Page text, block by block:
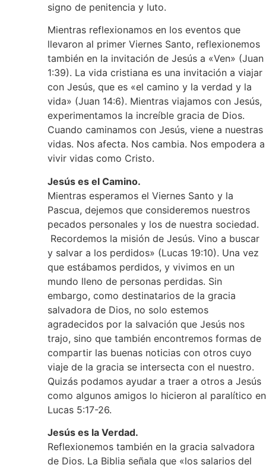
signo de penitencia y luto.
Mientras reflexionamos en los eventos que
llevaron al primer Viernes Santo, reflexionemos
también en la invitación de Jesús a «Ven» (Juan
1:39). La vida cristiana es una invitación a viajar
con Jesús, que es «el camino y la verdad y la
vida» (Juan 14:6). Mientras viajamos con Jesús,
experimentamos la increíble gracia de Dios.
Cuando caminamos con Jesús, viene a nuestras
vidas. Nos afecta. Nos cambia. Nos empodera a
vivir vidas como Cristo.
Jesús es el Camino.
Mientras esperamos el Viernes Santo y la
Pascua, dejemos que consideremos nuestros
pecados personales y los de nuestra sociedad.
Recordemos la misión de Jesús. Vino a buscar
y salvar a los perdidos» (Lucas 19:10). Una vez
que estábamos perdidos, y vivimos en un
mundo lleno de personas perdidas. Sin
embargo, como destinatarios de la gracia
salvadora de Dios, no solo estemos
agradecidos por la salvación que Jesús nos
trajo, sino que también encontremos formas de
compartir las buenas noticias con otros cuyo
viaje de la gracia se intersecta con el nuestro.
Quizás podamos ayudar a traer a otros a Jesús
como algunos amigos lo hicieron al paralítico en
Lucas 5:17-26.
Jesús es la Verdad.
Reflexionemos también en la gracia salvadora
de Dios. La Biblia señala que «los salarios del